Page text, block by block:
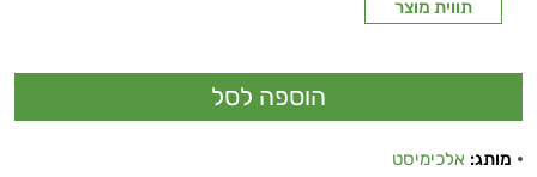
תווית מוצר
מותג: אלכימיסט